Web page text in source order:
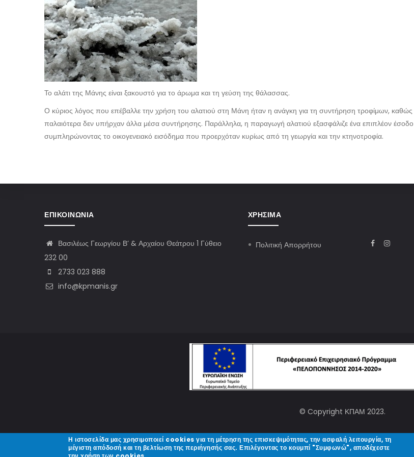
Το αλάτι της Μάνης είναι ξακουστό για το άρωμα και τη γεύση της θάλασσας.
Ο κύριος λόγος που επέβαλλε την χρήση του αλατιού στη Μάνη ήταν η ανάγκη για τη συντήρηση τροφίμων, καθώς
παλαιότερα δεν υπήρχαν άλλα μέσα συντήρησης. Παράλληλα, η παραγωγή αλατιού εξασφάλιζε ένα επιπλέον έσοδο
συμπληρώνοντας το οικογενειακό εισόδημα που προερχόταν κυρίως από τη γεωργία και την κτηνοτροφία.
ΕΠΙΚΟΙΝΩΝΊΑ
Βασιλέως Γεωργίου Β’ & Αρχαίου Θεάτρου 1 Γύθειο
232 00
2733 023 888
info@kpmanis.gr
ΧΡΉΣΙΜΑ
Πολιτική Απορρήτου
© Copyright ΚΠΑΜ 2023.
Designed and Developed by
Η ιστοσελίδα μας χρησιμοποιεί cookies για τη μέτρηση της επισκεψιμότητας, την ασφαλή λειτουργία, τη
μέγιστη απόδοσή και τη βελτίωση της περιήγησής σας. Επιλέγοντας το κουμπί "Συμφωνώ", αποδέχεστε